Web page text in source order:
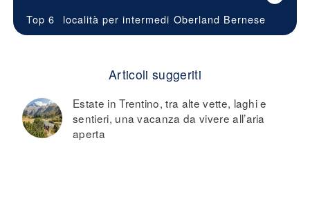
Top 6 località per intermedi Oberland Bernese
Articoli suggeriti
Estate in Trentino, tra alte vette, laghi e
sentieri, una vacanza da vivere all’aria
aperta